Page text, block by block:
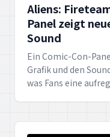
Aliens:
Panel zeigt
Sound
Ein Comic-Con-
Grafik und den
was Fans eine